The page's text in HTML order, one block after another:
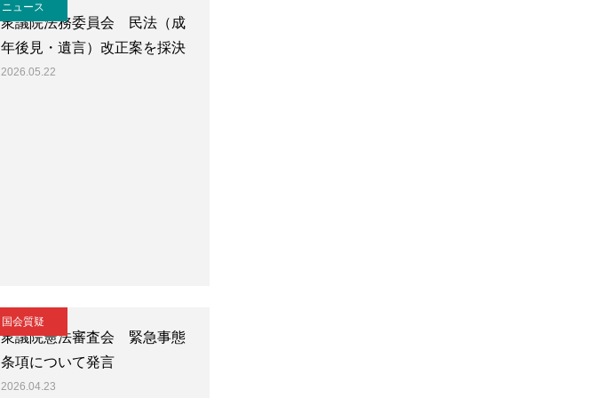
ニュース
衆議院法務委員会 民法（成
年後見・遺言）改正案を採決
2026.05.22
国会質疑
衆議院憲法審査会 緊急事態
条項について発言
2026.04.23